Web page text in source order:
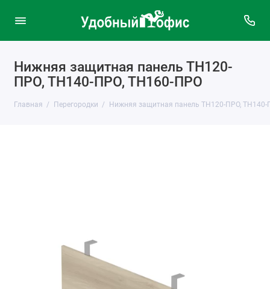
Нижняя защитная панель ТН120-
ПРО, ТН140-ПРО, ТН160-ПРО
Главная Перегородки Нижняя защитная панель ТН120-ПРО,